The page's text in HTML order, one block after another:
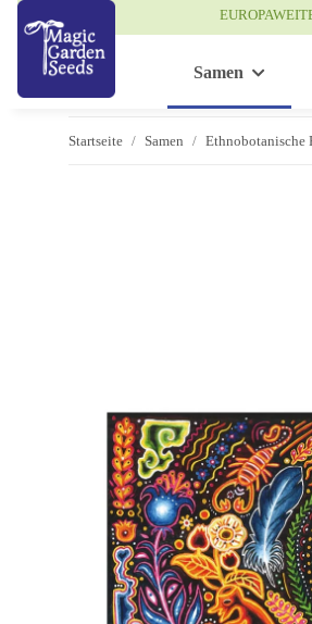
Samen
Startseite Samen Ethnobotanische